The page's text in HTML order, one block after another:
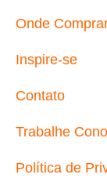
Onde
Inspire-se
Contato
Trabalhe
Política de